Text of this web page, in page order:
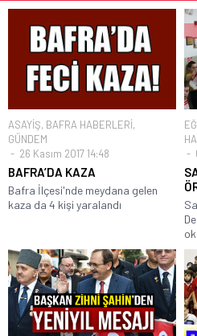
ASAYİŞ, BAFRA HABERLERİ,
GÜNDEM
26 Kasım 2017 14:48
BAFRA’DA KAZA
Bafra İlçesi'nde meydana gelen
kaza da 4 kişi yaralandı